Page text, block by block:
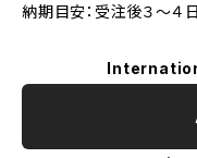
納期目安：受注後３～４